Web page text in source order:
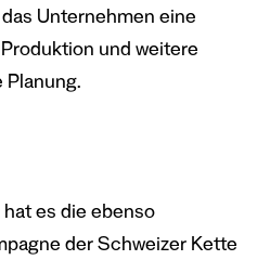
Unternehmen eine
und weitere
hat es die ebenso
der Schweizer Kette